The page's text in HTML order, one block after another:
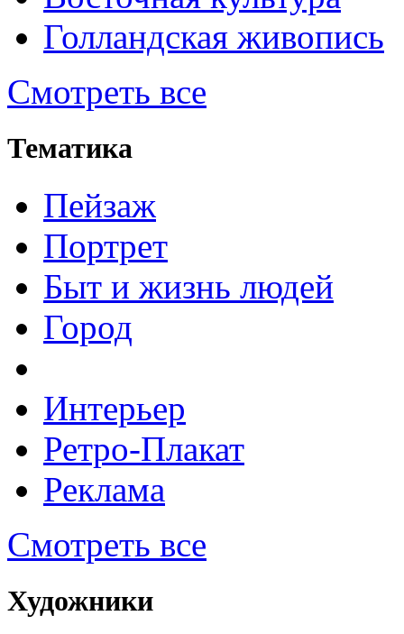
Голландская живопись
Смотреть все
Тематика
Пейзаж
Портрет
Быт и жизнь людей
Город
Интерьер
Ретро-Плакат
Реклама
Смотреть все
Художники